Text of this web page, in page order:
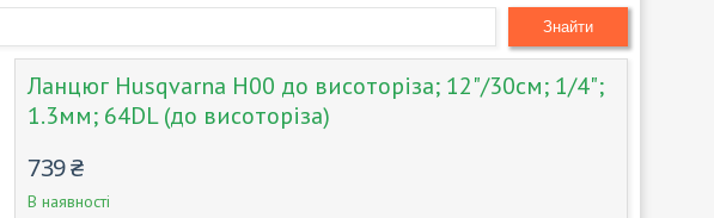
Знайти
Ланцюг Husqvarna Н00 до висоторіза; 12"/30см; 1/4";
1.3мм; 64DL (до висоторіза)
739 ₴
В наявності